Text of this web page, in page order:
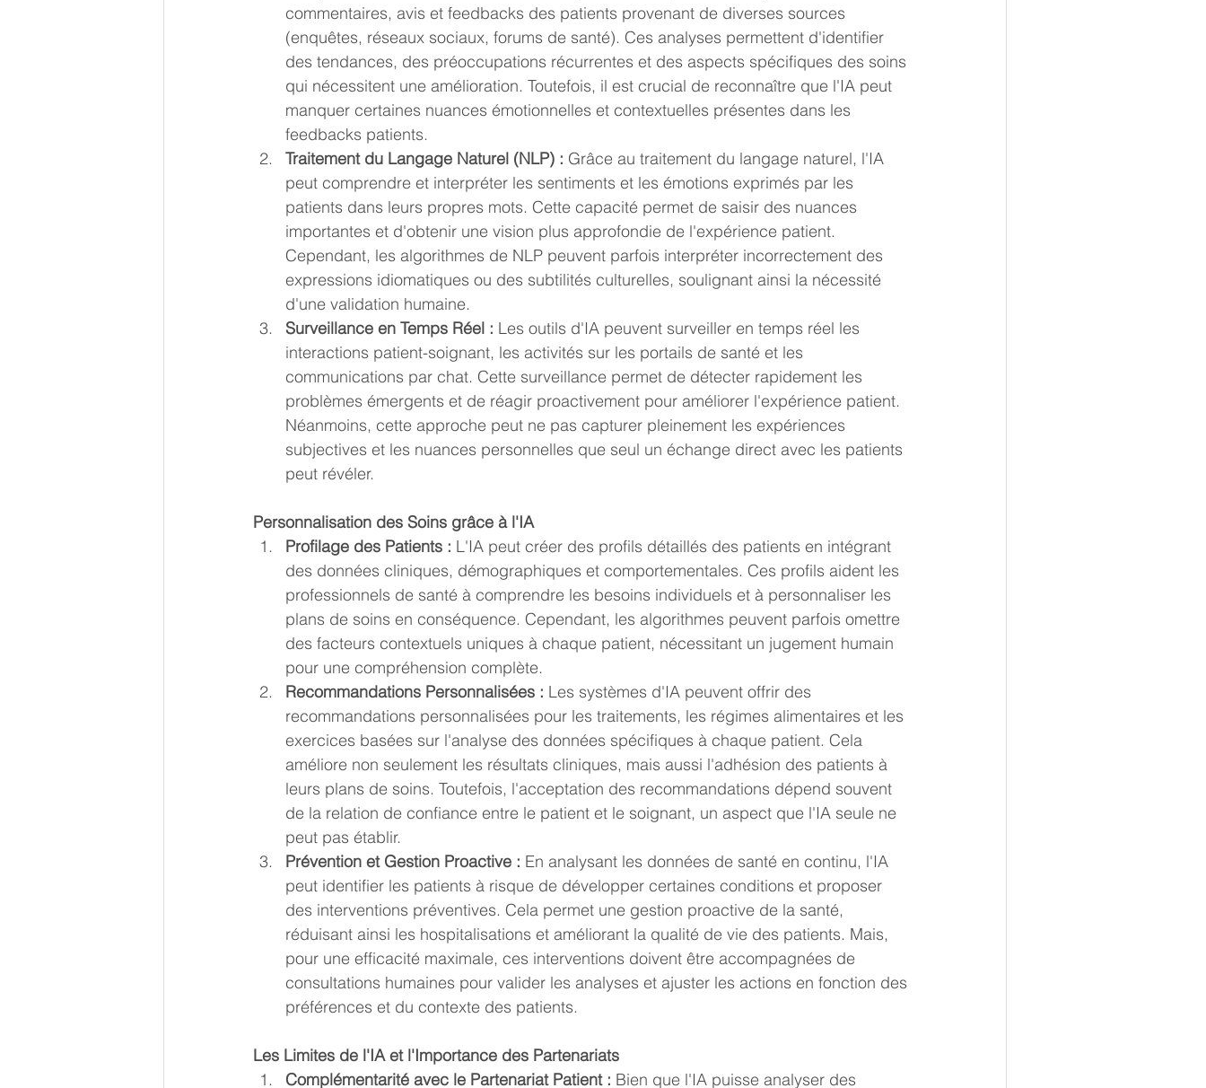
commentaires, avis et feedbacks des patients provenant de diverses sources
(enquêtes, réseaux sociaux, forums de santé). Ces analyses permettent d'identifier
des tendances, des préoccupations récurrentes et des aspects spécifiques des soins
qui nécessitent une amélioration. Toutefois, il est crucial de reconnaître que l'IA peut
manquer certaines nuances émotionnelles et contextuelles présentes dans les
feedbacks patients.
Traitement du Langage Naturel (NLP) : Grâce au traitement du langage naturel, l'IA
peut comprendre et interpréter les sentiments et les émotions exprimés par les
patients dans leurs propres mots. Cette capacité permet de saisir des nuances
importantes et d'obtenir une vision plus approfondie de l'expérience patient.
Cependant, les algorithmes de NLP peuvent parfois interpréter incorrectement des
expressions idiomatiques ou des subtilités culturelles, soulignant ainsi la nécessité
d'une validation humaine.
Surveillance en Temps Réel : Les outils d'IA peuvent surveiller en temps réel les
interactions patient-soignant, les activités sur les portails de santé et les
communications par chat. Cette surveillance permet de détecter rapidement les
problèmes émergents et de réagir proactivement pour améliorer l'expérience patient.
Néanmoins, cette approche peut ne pas capturer pleinement les expériences
subjectives et les nuances personnelles que seul un échange direct avec les patients
peut révéler.
Personnalisation des Soins grâce à l'IA
Profilage des Patients : L'IA peut créer des profils détaillés des patients en intégrant
des données cliniques, démographiques et comportementales. Ces profils aident les
professionnels de santé à comprendre les besoins individuels et à personnaliser les
plans de soins en conséquence. Cependant, les algorithmes peuvent parfois omettre
des facteurs contextuels uniques à chaque patient, nécessitant un jugement humain
pour une compréhension complète.
Recommandations Personnalisées : Les systèmes d'IA peuvent offrir des
recommandations personnalisées pour les traitements, les régimes alimentaires et les
exercices basées sur l'analyse des données spécifiques à chaque patient. Cela
améliore non seulement les résultats cliniques, mais aussi l'adhésion des patients à
leurs plans de soins. Toutefois, l'acceptation des recommandations dépend souvent
de la relation de confiance entre le patient et le soignant, un aspect que l'IA seule ne
peut pas établir.
Prévention et Gestion Proactive : En analysant les données de santé en continu, l'IA
peut identifier les patients à risque de développer certaines conditions et proposer
des interventions préventives. Cela permet une gestion proactive de la santé,
réduisant ainsi les hospitalisations et améliorant la qualité de vie des patients. Mais,
pour une efficacité maximale, ces interventions doivent être accompagnées de
consultations humaines pour valider les analyses et ajuster les actions en fonction des
préférences et du contexte des patients.
Les Limites de l'IA et l'Importance des Partenariats
Complémentarité avec le Partenariat Patient : Bien que l'IA puisse analyser des